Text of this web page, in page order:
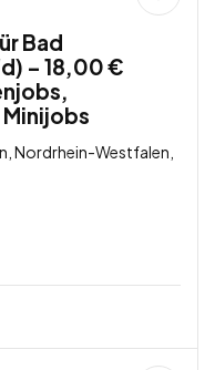
Bad
– 18,00 €
Nordrhein-Westfalen,